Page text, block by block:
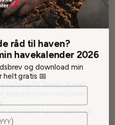
siger...
og hjælp fra Barney (Bjarne)
asparges kroner med posten
med Bjarne har jeg altid mødt
råd til haven?
havekalender 2026
og download min
helt gratis 📅